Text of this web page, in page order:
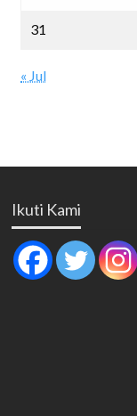
31
« Jul
Ikuti Kami